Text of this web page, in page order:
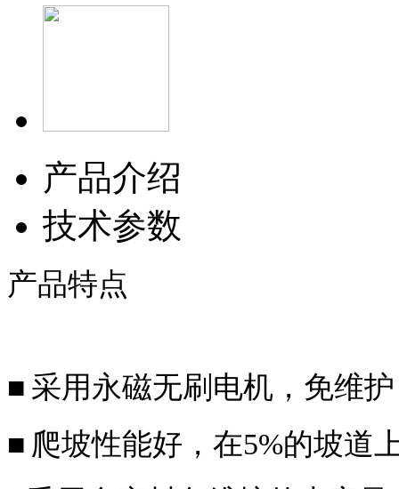
产品介绍
技术参数
产品特点
■ 采用永磁无刷电机，免维
■ 爬坡性能好，在5%的坡道